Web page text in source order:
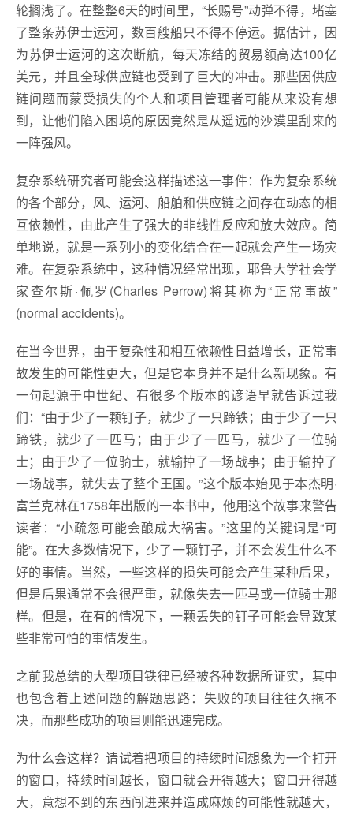
轮搁浅了。在整整6天的时间里，“长赐号”动弹不得，堵塞
了整条苏伊士运河，数百艘船只不得不停运。据估计，因
为苏伊士运河的这次断航，每天冻结的贸易额高达100亿
美元，并且全球供应链也受到了巨大的冲击。那些因供应
链问题而蒙受损失的个人和项目管理者可能从来没有想
到，让他们陷入困境的原因竟然是从遥远的沙漠里刮来的
一阵强风。
复杂系统研究者可能会这样描述这一事件：作为复杂系统
的各个部分，风、运河、船舶和供应链之间存在动态的相
互依赖性，由此产生了强大的非线性反应和放大效应。简
单地说，就是一系列小的变化结合在一起就会产生一场灾
难。在复杂系统中，这种情况经常出现，耶鲁大学社会学
家查尔斯·佩罗(Charles Perrow)将其称为“正常事故”
(normal accidents)。
在当今世界，由于复杂性和相互依赖性日益增长，正常事
故发生的可能性更大，但是它本身并不是什么新现象。有
一句起源于中世纪、有很多个版本的谚语早就告诉过我
们：“由于少了一颗钉子，就少了一只蹄铁；由于少了一只
蹄铁，就少了一匹马；由于少了一匹马，就少了一位骑
士；由于少了一位骑士，就输掉了一场战事；由于输掉了
一场战事，就失去了整个王国。”这个版本始见于本杰明·
富兰克林在1758年出版的一本书中，他用这个故事来警告
读者：“小疏忽可能会酿成大祸害。”这里的关键词是“可
能”。在大多数情况下，少了一颗钉子，并不会发生什么不
好的事情。当然，一些这样的损失可能会产生某种后果，
但是后果通常不会很严重，就像失去一匹马或一位骑士那
样。但是，在有的情况下，一颗丢失的钉子可能会导致某
些非常可怕的事情发生。
之前我总结的大型项目铁律已经被各种数据所证实，其中
也包含着上述问题的解题思路：失败的项目往往久拖不
决，而那些成功的项目则能迅速完成。
为什么会这样？请试着把项目的持续时间想象为一个打开
的窗口，持续时间越长，窗口就会开得越大；窗口开得越
大，意想不到的东西闯进来并造成麻烦的可能性就越大，